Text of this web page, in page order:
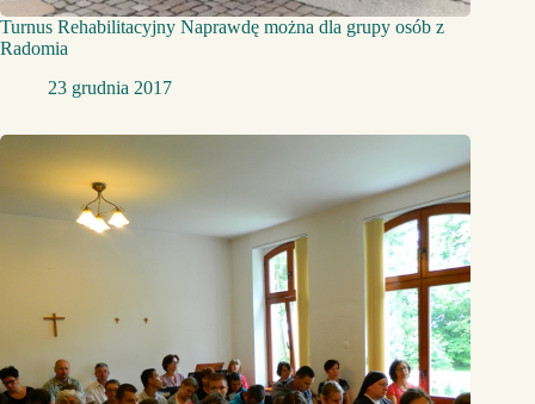
Turnus Rehabilitacyjny Naprawdę można dla grupy osób z
Radomia
23 grudnia 2017